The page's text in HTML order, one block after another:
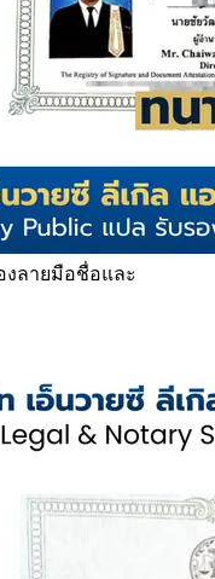
ลายมือชื่อและ